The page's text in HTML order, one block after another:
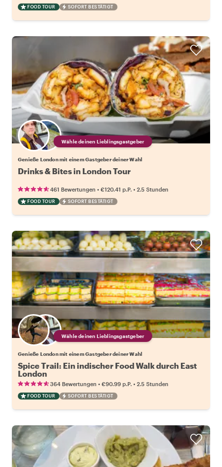
FOOD TOUR SOFORT BESTÄTIGT
Wähle deinen Lieblingsgastgeber
Genieße London mit einem Gastgeber deiner Wahl
Drinks & Bites in London Tour
461 Bewertungen • €120.41 p.P. • 2.5 Stunden
FOOD TOUR SOFORT BESTÄTIGT
Wähle deinen Lieblingsgastgeber
Genieße London mit einem Gastgeber deiner Wahl
Spice Trail: Ein indischer Food Walk durch East
London
364 Bewertungen • €90.99 p.P. • 2.5 Stunden
FOOD TOUR SOFORT BESTÄTIGT